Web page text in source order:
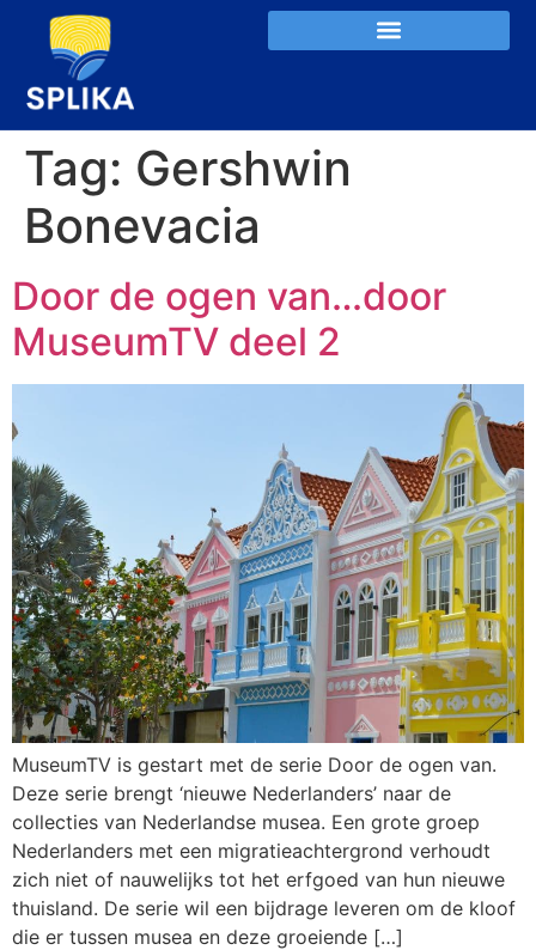
Tag: Gershwin
Bonevacia
Door de ogen van…door
MuseumTV deel 2
MuseumTV is gestart met de serie Door de ogen van.
Deze serie brengt ‘nieuwe Nederlanders’ naar de
collecties van Nederlandse musea. Een grote groep
Nederlanders met een migratieachtergrond verhoudt
zich niet of nauwelijks tot het erfgoed van hun nieuwe
thuisland. De serie wil een bijdrage leveren om de kloof
die er tussen musea en deze groeiende […]